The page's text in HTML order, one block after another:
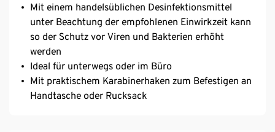
Mit einem handelsüblichen Desinfektionsmittel
unter Beachtung der empfohlenen Einwirkzeit kann
so der Schutz vor Viren und Bakterien erhöht
werden
Ideal für unterwegs oder im Büro
Mit praktischem Karabinerhaken zum Befestigen an
Handtasche oder Rucksack